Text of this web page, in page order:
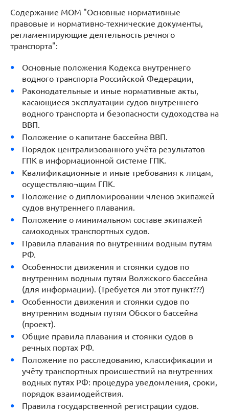
Содержание МОМ "Основные нормативные
правовые и нормативно-технические документы,
регламентирующие деятельность речного
транспорта":
Основные положения Кодекса внутреннего
водного транспорта Российской Федерации,
Pаконодательные и иные нормативные акты,
касающиеся эксплуатации судов внутреннего
водного транспорта и безопасности судоходства на
ВВП.
Положение о капитане бассейна ВВП.
Порядок централизованного учёта результатов
ГПК в информационной системе ГПК.
Квалификационные и иные требования к лицам,
осуществляю¬щим ГПК.
Положение о дипломировании членов экипажей
судов внутреннего плавания.
Положение о минимальном составе экипажей
самоходных транспортных судов.
Правила плавания по внутренним водным путям
РФ.
Особенности движения и стоянки судов по
внутренним водным путям Волжского бассейна
(для информации). (Требуется ли этот пункт???)
Особенности движения и стоянки судов по
внутренним водным путям Обского бассейна
(проект).
Общие правила плавания и стоянки судов в
речных портах РФ.
Положение по расследованию, классификации и
учёту транспортных происшествий на внутренних
водных путях РФ: процедура уведомления, сроки,
порядок взаимодействия.
Правила государственной регистрации судов.